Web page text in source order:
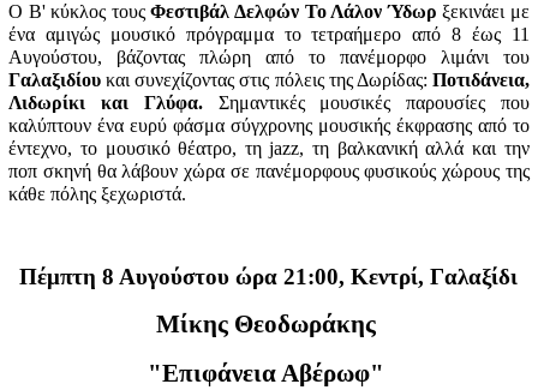
O B' κύκλος τουςΦεστιβάλ Δελφών Το Λάλον Ύδωρ ξεκινάει με
ένααμιγώς μουσικό πρόγραμμα το τετραήμερο από 8 έως 11
Αυγούστου, βάζοντας πλώρη από το πανέμορφο λιμάνι του
Γαλαξιδίου και συνεχίζοντας στις πόλεις της Δωρίδας: Ποτιδάνεια,
Λιδωρίκι και Γλύφα.Σημαντικές μουσικές παρουσίες που
καλύπτουν ένα ευρύ φάσμα σύγχρονης μουσικής έκφρασης από το
έντεχνο, το μουσικό θέατρο, τη jazz, τη βαλκανική αλλά και την
ποπ σκηνή θα λάβουν χώρα σε πανέμορφους φυσικούς χώρους της
κάθε πόλης ξεχωριστά.
Πέμπτη 8 Αυγούστου ώρα 21:00, Κεντρί, Γαλαξίδι
Μίκης Θεοδωράκης
"Επιφάνεια Αβέρωφ"